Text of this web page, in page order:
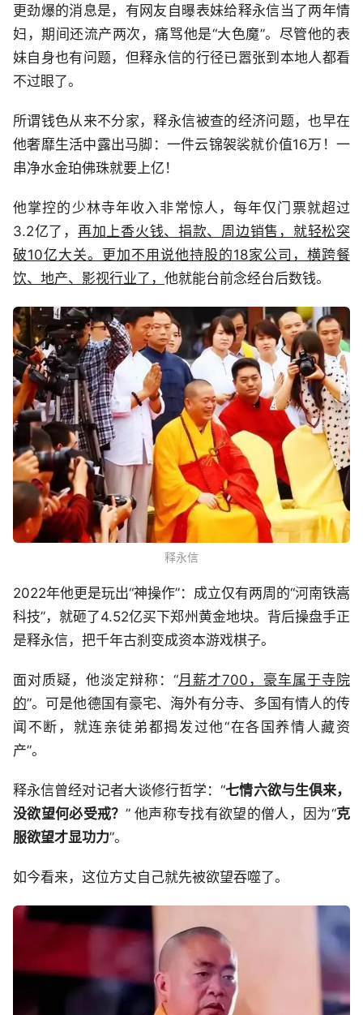
更劲爆的消息是，有网友自曝表妹给释永信当了两年情
妇，期间还流产两次，痛骂他是“大色魔”。尽管他的表
妹自身也有问题，但释永信的行径已嚣张到本地人都看
不过眼了。
所谓钱色从来不分家，释永信被查的经济问题，也早在
他奢靡生活中露出马脚：一件云锦袈裟就价值16万！一
串净水金珀佛珠就要上亿！
他掌控的少林寺年收入非常惊人，每年仅门票就超过
3.2亿了， 再加上香火钱、捐款、周边销售，就轻松突
破10亿大关。更加不用说他持股的18家公司，横跨餐
饮、地产、影视行业了， 他就能台前念经台后数钱。
释永信
2022年他更是玩出“神操作”：成立仅有两周的“河南铁嵩
科技”，就砸了4.52亿买下郑州黄金地块。背后操盘手正
是释永信，把千年古刹变成资本游戏棋子。
面对质疑，他淡定辩称：“月薪才700，豪车属于寺院
的”。可是他德国有豪宅、海外有分寺、多国有情人的传
闻不断，就连亲徒弟都揭发过他“在各国养情人藏资
产”。
释永信曾经对记者大谈修行哲学：“七情六欲与生俱来，
没欲望何必受戒？ ” 他声称专找有欲望的僧人，因为“克
服欲望才显功力”。
如今看来，这位方丈自己就先被欲望吞噬了。